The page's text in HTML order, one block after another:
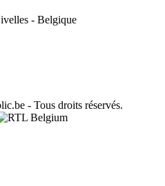
- Belgique
- Tous droits réservés.